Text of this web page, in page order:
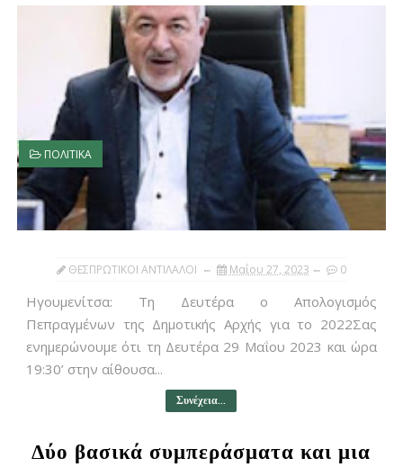
ΠΟΛΙΤΙΚΑ
ΘΕΣΠΡΩΤΙΚΟΙ ΑΝΤΙΛΑΛΟΙ Μαΐου 27, 2023 0
Ηγουμενίτσα: Τη Δευτέρα ο Απολογισμός
Πεπραγμένων της Δημοτικής Αρχής για το 2022Σας
ενημερώνουμε ότι τη Δευτέρα 29 Μαΐου 2023 και ώρα
19:30’ στην αίθουσα...
Συνέχεια...
Δύο βασικά συμπεράσματα και μια